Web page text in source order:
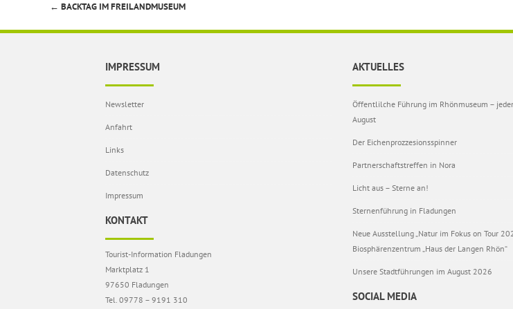
Beitragsnavigation
← BACKTAG IM FREILANDMUSEUM
IMPRESSUM
Newsletter
Anfahrt
Links
Datenschutz
Impressum
KONTAKT
Tourist-Information Fladungen
Marktplatz 1
97650 Fladungen
Tel. 09778 – 9191 310
AKTUELLES
Öffentlilche Führung im Rhönmuseum –
August
Der Eichenprozzesionsspinner
Partnerschaftstreffen in Nora
Licht aus – Sterne an!
Sternenführung in Fladungen
Neue Ausstellung „Natur im Fokus on Tour
Biosphärenzentrum „Haus der Langen Rhön“
Unsere Stadtführungen im August 2026
SOCIAL MEDIA